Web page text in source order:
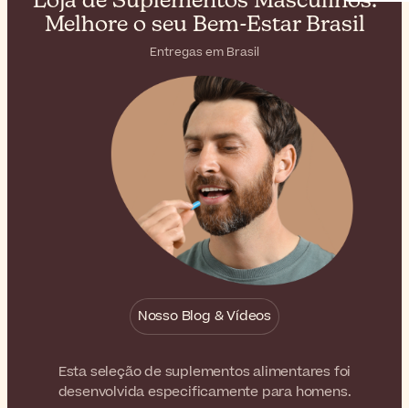
Melhore o seu Bem-Estar Brasil
Entregas em Brasil
Nosso Blog & Vídeos
Esta seleção de suplementos alimentares foi
desenvolvida especificamente para homens.